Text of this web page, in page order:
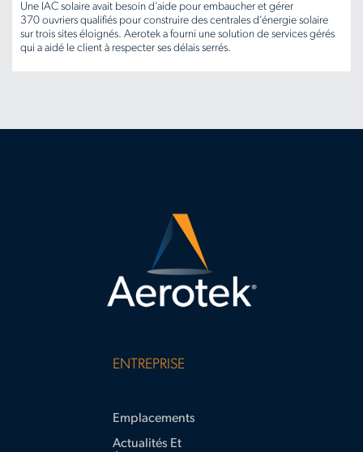
management
Une IAC solaire avait besoin d’aide pour embaucher et gérer
370 ouvriers qualifiés pour construire des centrales d’énergie solaire
sur trois sites éloignés. Aerotek a fourni une solution de services gérés
qui a aidé le client à respecter ses délais serrés.
accelerate-
solar-
plant-
ENTREPRISE
Emplacements
Actualités Et